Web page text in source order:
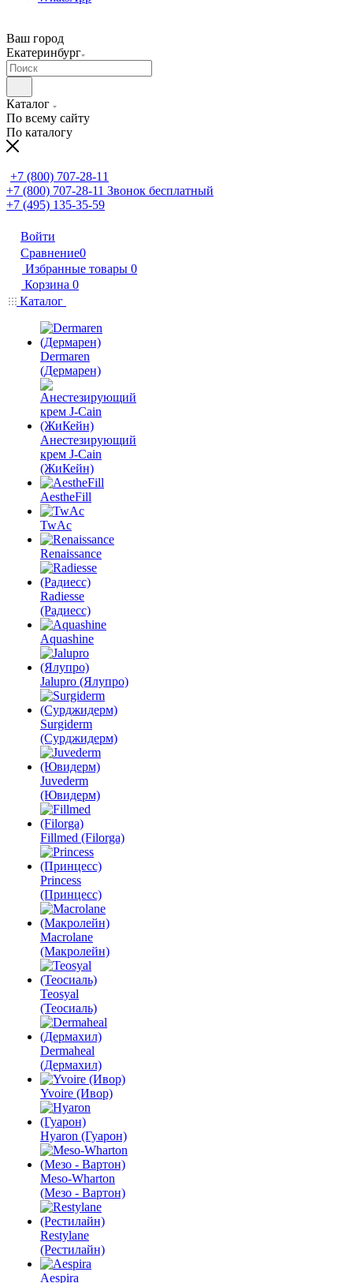
Ваш город
Екатеринбург
Каталог
По всему сайту
По каталогу
+7 (800) 707-28-11
+7 (800) 707-28-11 Звонок бесплатный
+7 (495) 135-35-59
Войти
Сравнение0
Избранные товары 0
Корзина 0
Каталог
Dermaren
(Дермарен)
Анестезирующий
крем J-Cain
(ЖиКейн)
AestheFill
TwAc
Renaissance
Radiesse
(Радиесс)
Aquashine
Jalupro (Ялупро)
Surgiderm
(Сурджидерм)
Juvederm
(Ювидерм)
Fillmed (Filorga)
Princess
(Принцесс)
Macrolane
(Макролейн)
Teosyal
(Теосиаль)
Dermaheal
(Дермахил)
Yvoire (Ивор)
Hyaron (Гуарон)
Meso-Wharton
(Мезо - Вартон)
Restylane
(Рестилайн)
Aespira